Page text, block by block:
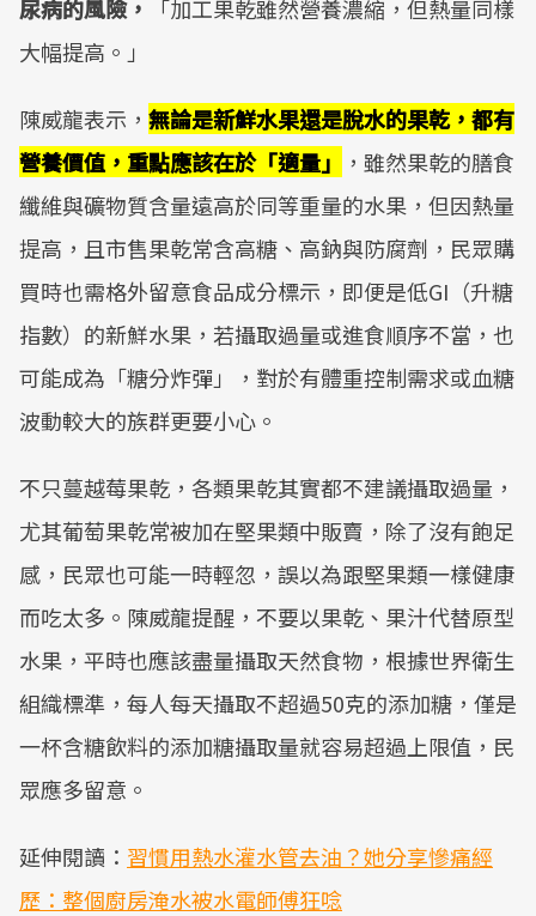
尿病的風險，
「加工果乾雖然營養濃縮，但熱量同樣
大幅提高。」
陳威龍表示， 無論是新鮮水果還是脫水的果乾，都有
營養價值，重點應該在於「適量」
，雖然果乾的膳食
纖維與礦物質含量遠高於同等重量的水果，但因熱量
提高，且市售果乾常含高糖、高鈉與防腐劑，民眾購
買時也需格外留意食品成分標示，即便是低GI（升糖
指數）的新鮮水果，若攝取過量或進食順序不當，也
可能成為「糖分炸彈」，對於有體重控制需求或血糖
波動較大的族群更要小心。
不只蔓越莓果乾，各類果乾其實都不建議攝取過量，
尤其葡萄果乾常被加在堅果類中販賣，除了沒有飽足
感，民眾也可能一時輕忽，誤以為跟堅果類一樣健康
而吃太多。陳威龍提醒，不要以果乾、果汁代替原型
水果，平時也應該盡量攝取天然食物，根據世界衛生
組織標準，每人每天攝取不超過50克的添加糖，僅是
一杯含糖飲料的添加糖攝取量就容易超過上限值，民
眾應多留意。
延伸閱讀： 習慣用熱水灌水管去油？她分享慘痛經
歷：整個廚房淹水被水電師傅狂唸